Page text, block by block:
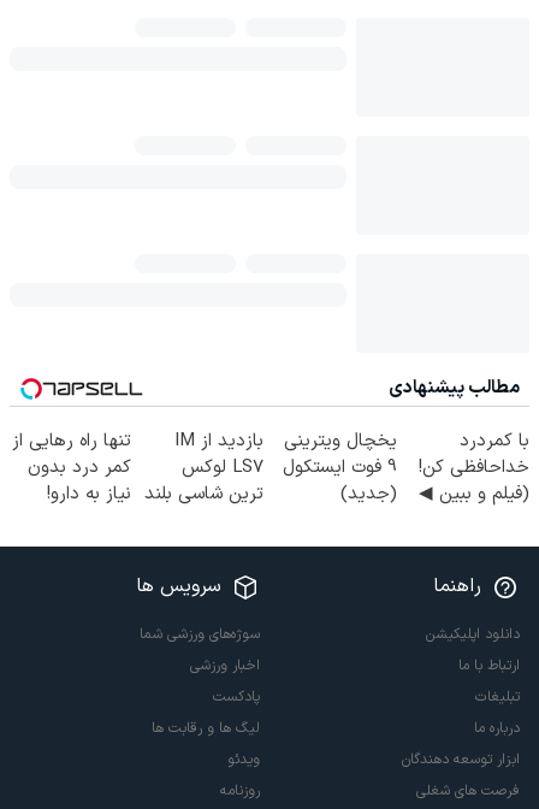
مطالب پیشنهادی
با کمردرد
خداحافظی کن!
(فیلم و ببین ◀
پرکن)
یخچال ویترینی
9 فوت ایستکول
(جدید)
بازدید از IM
LS7 لوکس
ترین شاسی بلند
باشگاه انقلاب
تنها راه رهایی از
کمر درد بدون
نیاز به دارو!
راهنما
دانلود اپلیکیشن
ارتباط با ما
تبلیغات
درباره ما
ابزار توسعه دهندگان
فرصت های شغلی
سرویس ها
سوژه‌های ورزشی شما
اخبار ورزشی
پادکست
لیگ ها و رقابت ها
ویدئو
روزنامه